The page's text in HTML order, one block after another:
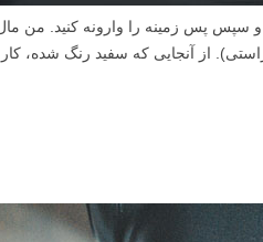
به یاد داشته باشید که قرار است
ببینید، چراکه بعدا قابل تغییر
سبک از چسب دوطرفه و برای